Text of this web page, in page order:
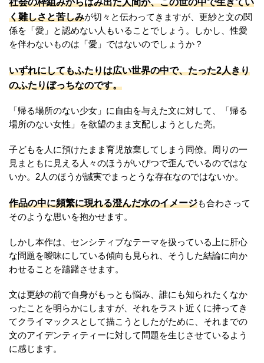
社会の枠組みからはみ出た人間が、この世の中で生きてい
く難しさと苦しみが切々と伝わってきますが、更紗と文の関
係を「愛」と認めない人もいることでしょう。しかし、性愛
を伴わないものは「愛」ではないのでしょうか？
いずれにしてもふたりは広い世界の中で、たった2人きり
のふたりぼっちなのです。
「帰る場所のない少女」に自由を与えた文に対して、「帰る
場所のない女性」を欲望のまま支配しようとした亮。
子どもを人に預けたまま育児放棄してしまう同僚。周りの一
見まともに見える人々のほうがいびつで歪んでいるのではな
いか。2人のほうが誠実でまっとうな存在なのではないか。
作品の中に頻繁に現れる澄んだ水のイメージも合わさって
そのような思いを抱かせます。
しかし本作は、センシティブなテーマを扱っている上に肝心
な問題を曖昧にしている傾向も見られ、そうした結論に向か
わせることを躊躇させます。
文は更紗の前で自身がもっとも悩み、誰にも知られたくなか
ったことを明らかにしますが、それをラスト近くに持ってき
てクライマックスとして描こうとしたがために、それまでの
文のアイデンティティーに対して問題を生じさせているよう
に感じます。